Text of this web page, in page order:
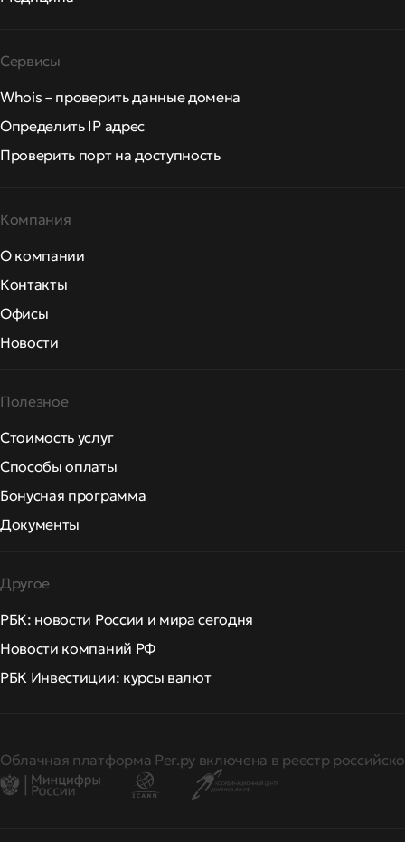
Сервисы
Whois – проверить данные домена
Определить IP адрес
Проверить порт на доступность
Компания
О компании
Контакты
Офисы
Новости
Полезное
Стоимость услуг
Способы оплаты
Бонусная программа
Документы
Другое
РБК: новости России и мира сегодня
Новости компаний РФ
РБК Инвестиции: курсы валют
Облачная платформа Рег.ру включена в реестр